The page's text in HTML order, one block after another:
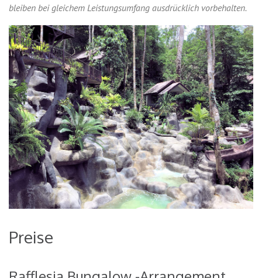
bleiben bei gleichem Leistungsumfang ausdrücklich vorbehalten.
Preise